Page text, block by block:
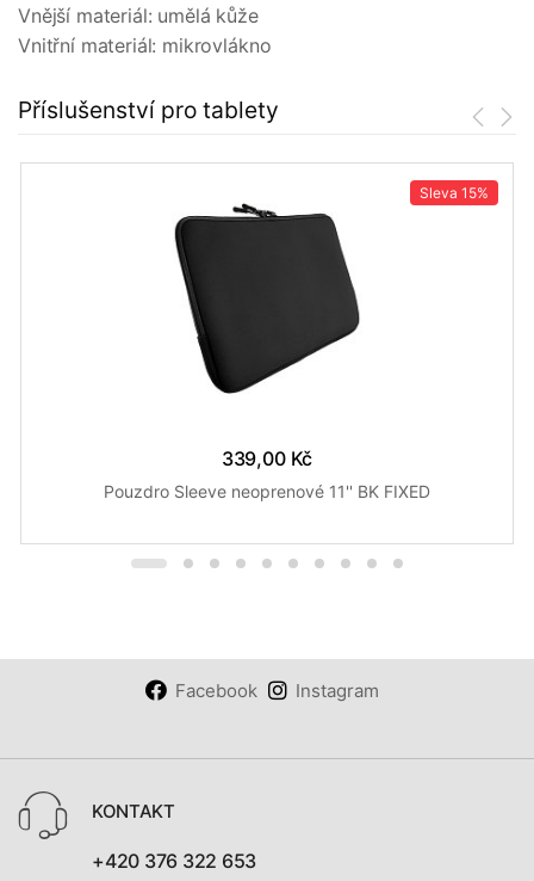
Vnější materiál: umělá kůže
Vnitřní materiál: mikrovlákno
Příslušenství pro tablety
Sleva 15%
339,00 Kč
Pouzdro Sleeve neoprenové 11'' BK FIXED
Facebook Instagram
KONTAKT
+420 376 322 653